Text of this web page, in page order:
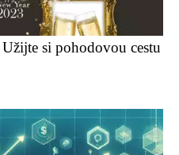
si pohodovou cestu